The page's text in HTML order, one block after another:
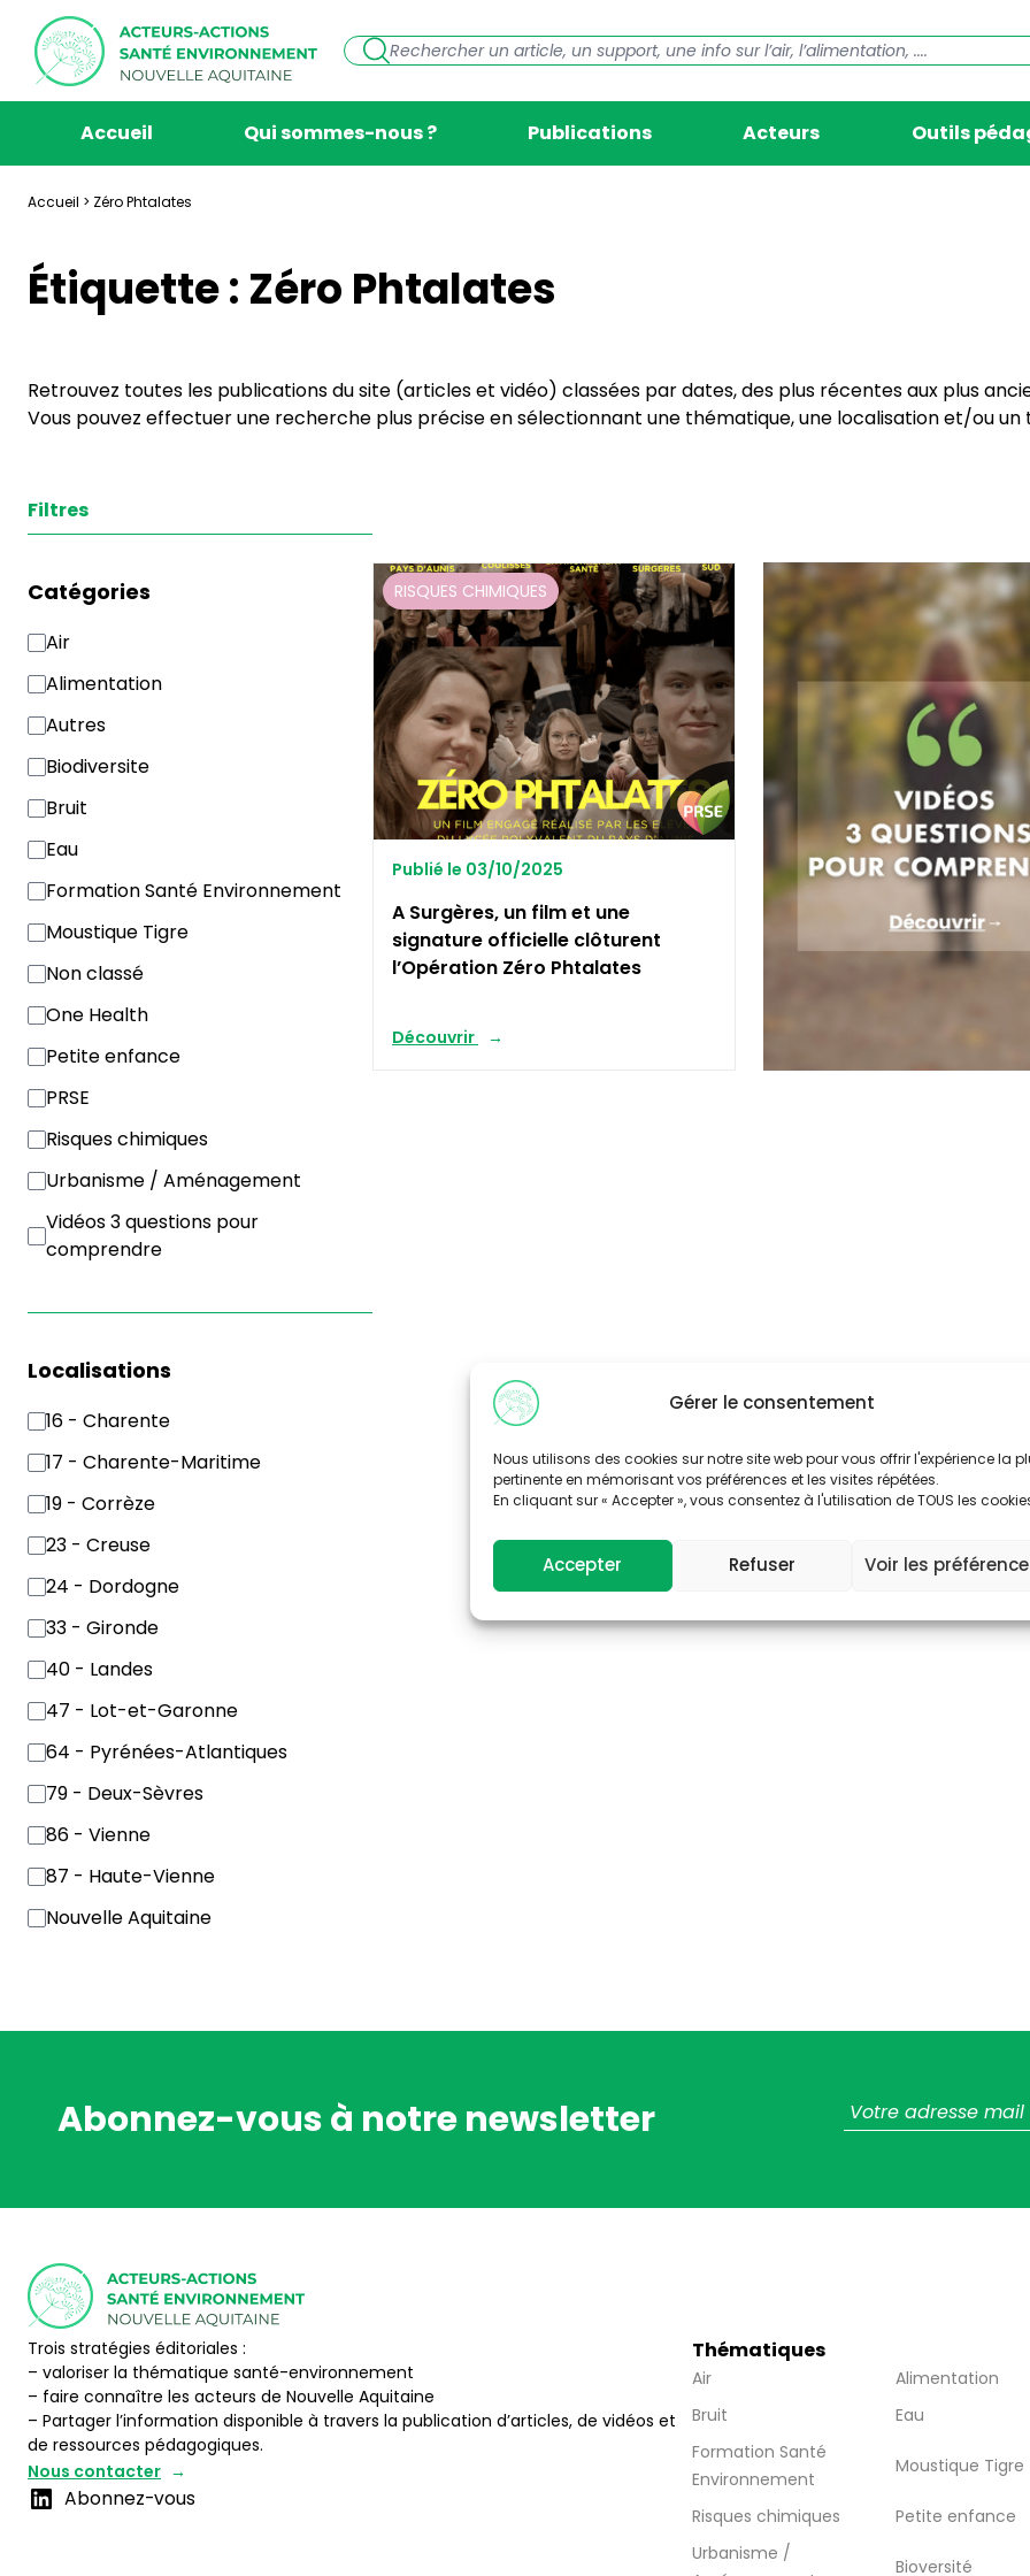
Gérer le consentement
Nous utilisons des cookies sur notre site web pour vous offrir l'expérience la
pertinente en mémorisant vos préférences et les visites répétées.
En cliquant sur « Accepter », vous consentez à l'utilisation de TOUS les
Accepter Refuser Voir les
Accueil Qui sommes-nous ? Publications Acteurs Outils
Accueil > Zéro Phtalates
Étiquette : Zéro Phtalates
Retrouvez toutes les publications du site (articles et vidéo) classées par dates, des plus récentes aux plus
Vous pouvez effectuer une recherche plus précise en sélectionnant une thématique, une localisation et/ou
Filtres
Catégories
Air
Alimentation
Autres
Biodiversite
Bruit
Eau
Formation Santé Environnement
Moustique Tigre
Non classé
One Health
Petite enfance
PRSE
Risques chimiques
Urbanisme / Aménagement
Vidéos 3 questions pour
comprendre
Localisations
16 - Charente
17 - Charente-Maritime
19 - Corrèze
23 - Creuse
24 - Dordogne
33 - Gironde
40 - Landes
47 - Lot-et-Garonne
64 - Pyrénées-Atlantiques
79 - Deux-Sèvres
86 - Vienne
87 - Haute-Vienne
Nouvelle Aquitaine
RISQUES CHIMIQUES
Publié le 03/10/2025
A Surgères, un film et une
signature officielle clôturent
l’Opération Zéro Phtalates
Découvrir
Abonnez-vous à notre newsletter
Trois stratégies éditoriales :
– valoriser la thématique santé-environnement
– faire connaître les acteurs de Nouvelle Aquitaine
– Partager l’information disponible à travers la publication d’articles, de vidéos et
de ressources pédagogiques.
Nous contacter
Abonnez-vous
Thématiques
Air
Alimentation
Bruit
Eau
Formation Santé
Environnement
Moustique Tigre
Risques chimiques
Petite enfance
Urbanisme /
Bioversité